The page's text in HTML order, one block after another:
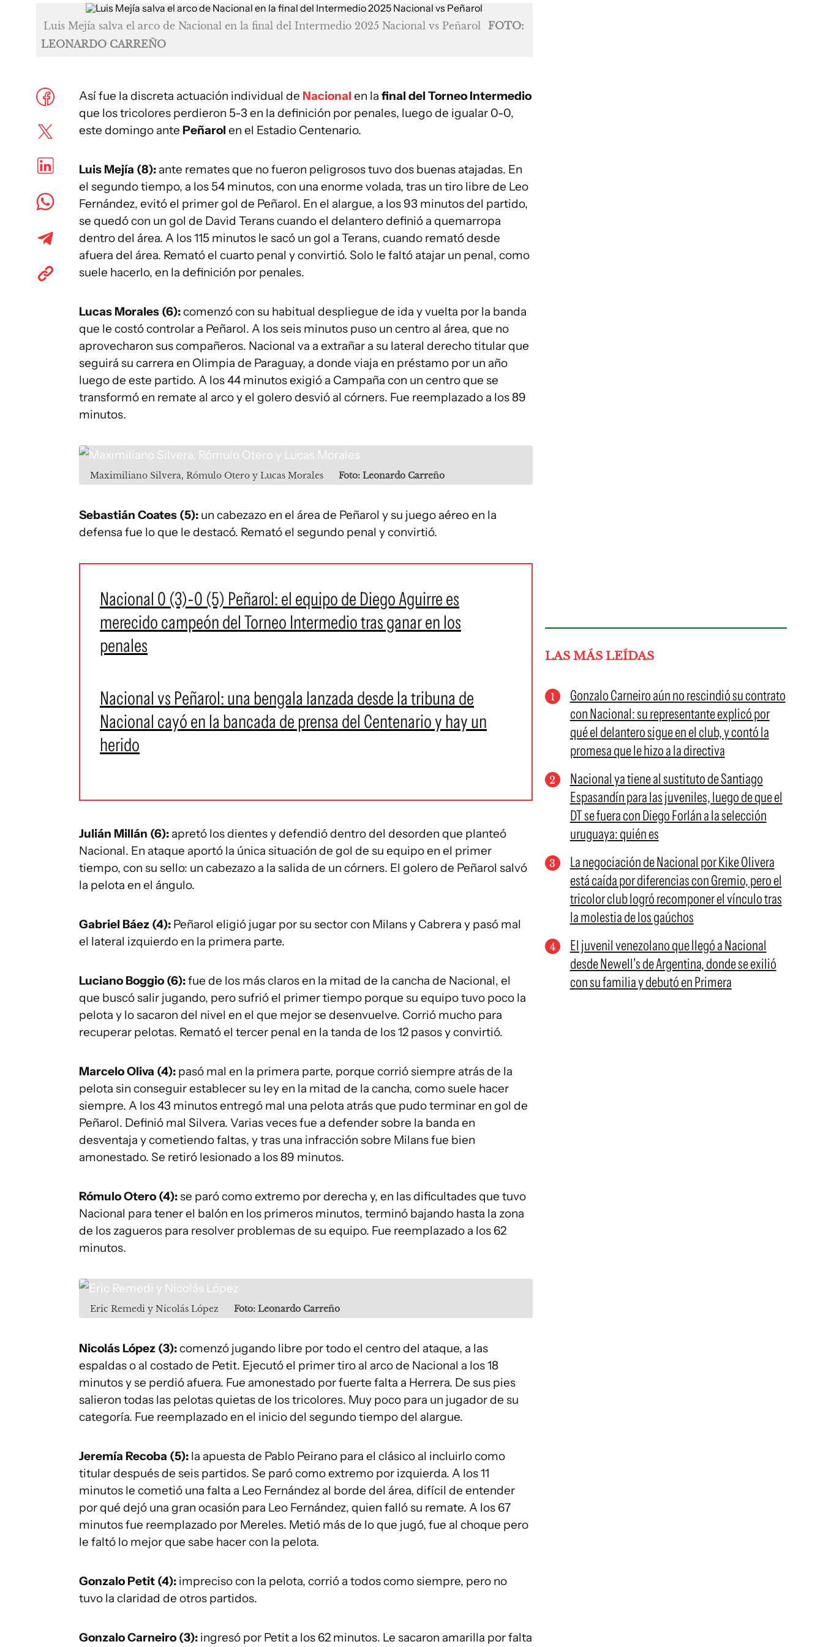
Luis Mejía salva el arco de Nacional en la final del Intermedio 2025 Nacional vs Peñarol FOTO:
LEONARDO CARREÑO
Así fue la discreta actuación individual de Nacional en la final del Torneo Intermedio
que los tricolores perdieron 5-3 en la definición por penales, luego de igualar 0-0,
este domingo ante Peñarol en el Estadio Centenario.
Luis Mejía (8): ante remates que no fueron peligrosos tuvo dos buenas atajadas. En
el segundo tiempo, a los 54 minutos, con una enorme volada, tras un tiro libre de Leo
Fernández, evitó el primer gol de Peñarol. En el alargue, a los 93 minutos del partido,
se quedó con un gol de David Terans cuando el delantero definió a quemarropa
dentro del área. A los 115 minutos le sacó un gol a Terans, cuando remató desde
afuera del área. Remató el cuarto penal y convirtió. Solo le faltó atajar un penal, como
suele hacerlo, en la definición por penales.
Lucas Morales (6):comenzó con su habitual despliegue de ida y vuelta por la banda
que le costó controlar a Peñarol. A los seis minutos puso un centro al área, que no
aprovecharon sus compañeros. Nacional va a extrañar a su lateral derecho titular que
seguirá su carrera en Olimpia de Paraguay, a donde viaja en préstamo por un año
luego de este partido. A los 44 minutos exigió a Campaña con un centro que se
transformó en remate al arco y el golero desvió al córners. Fue reemplazado a los 89
minutos.
Maximiliano Silvera, Rómulo Otero y Lucas Morales Foto: Leonardo Carreño
Sebastián Coates (5): un cabezazo en el área de Peñarol y su juego aéreo en la
defensa fue lo que le destacó. Remató el segundo penal y convirtió.
Nacional 0 (3)-0 (5) Peñarol: el equipo de Diego Aguirre es
merecido campeón del Torneo Intermedio tras ganar en los
penales
Nacional vs Peñarol: una bengala lanzada desde la tribuna de
Nacional cayó en la bancada de prensa del Centenario y hay un
herido
Julián Millán (6): apretó los dientes y defendió dentro del desorden que planteó
Nacional. En ataque aportó la única situación de gol de su equipo en el primer
tiempo, con su sello: un cabezazo a la salida de un córners. El golero de Peñarol salvó
la pelota en el ángulo.
Gabriel Báez (4): Peñarol eligió jugar por su sector con Milans y Cabrera y pasó mal
el lateral izquierdo en la primera parte.
Luciano Boggio (6):fue de los más claros en la mitad de la cancha de Nacional, el
que buscó salir jugando, pero sufrió el primer tiempo porque su equipo tuvo poco la
pelota y lo sacaron del nivel en el que mejor se desenvuelve. Corrió mucho para
recuperar pelotas. Remató el tercer penal en la tanda de los 12 pasos y convirtió.
Marcelo Oliva (4): pasó mal en la primera parte, porque corrió siempre atrás de la
pelota sin conseguir establecer su ley en la mitad de la cancha, como suele hacer
siempre. A los 43 minutos entregó mal una pelota atrás que pudo terminar en gol de
Peñarol. Definió mal Silvera. Varias veces fue a defender sobre la banda en
desventaja y cometiendo faltas, y tras una infracción sobre Milans fue bien
amonestado. Se retiró lesionado a los 89 minutos.
Rómulo Otero (4):se paró como extremo por derecha y, en las dificultades que tuvo
Nacional para tener el balón en los primeros minutos, terminó bajando hasta la zona
de los zagueros para resolver problemas de su equipo. Fue reemplazado a los 62
minutos.
Eric Remedi y Nicolás López Foto: Leonardo Carreño
Nicolás López (3):comenzó jugando libre por todo el centro del ataque, a las
espaldas o al costado de Petit. Ejecutó el primer tiro al arco de Nacional a los 18
minutos y se perdió afuera. Fue amonestado por fuerte falta a Herrera. De sus pies
salieron todas las pelotas quietas de los tricolores. Muy poco para un jugador de su
categoría. Fue reemplazado en el inicio del segundo tiempo del alargue.
Jeremía Recoba (5): la apuesta de Pablo Peirano para el clásico al incluirlo como
titular después de seis partidos. Se paró como extremo por izquierda. A los 11
minutos le cometió una falta a Leo Fernández al borde del área, difícil de entender
por qué dejó una gran ocasión para Leo Fernández, quien falló su remate. A los 67
minutos fue reemplazado por Mereles. Metió más de lo que jugó, fue al choque pero
le faltó lo mejor que sabe hacer con la pelota.
Gonzalo Petit (4): impreciso con la pelota, corrió a todos como siempre, pero no
tuvo la claridad de otros partidos.
Gonzalo Carneiro (3): ingresó por Petit a los 62 minutos. Le sacaron amarilla por falta
LAS MÁS LEÍDAS
Gonzalo Carneiro aún no rescindió su contrato
con Nacional: su representante explicó por
qué el delantero sigue en el club, y contó la
promesa que le hizo a la directiva
Nacional ya tiene al sustituto de Santiago
Espasandín para las juveniles, luego de que el
DT se fuera con Diego Forlán a la selección
uruguaya: quién es
La negociación de Nacional por Kike Olivera
está caída por diferencias con Gremio, pero el
tricolor club logró recomponer el vínculo tras
la molestia de los gaúchos
El juvenil venezolano que llegó a Nacional
desde Newell's de Argentina, donde se exilió
con su familia y debutó en Primera